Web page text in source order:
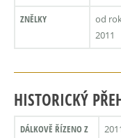
ZNĚLKY
od
2011
HISTORICKÝ
DÁLKOVĚ ŘÍZENO Z